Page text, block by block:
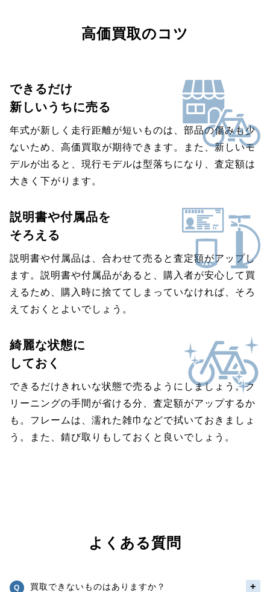
高価買取のコツ
できるだけ
新しいうちに売る
年式が新しく走行距離が短いものは、部品の傷みも少
ないため、高価買取が期待できます。また、新しいモ
デルが出ると、現行モデルは型落ちになり、査定額は
大きく下がります。
説明書や付属品を
そろえる
説明書や付属品は、合わせて売ると査定額がアップし
ます。説明書や付属品があると、購入者が安心して買
えるため、購入時に捨ててしまっていなければ、そろ
えておくとよいでしょう。
綺麗な状態に
しておく
できるだけきれいな状態で売るようにしましょう。ク
リーニングの手間が省ける分、査定額がアップするか
も。フレームは、濡れた雑巾などで拭いておきましょ
う。また、錆び取りもしておくと良いでしょう。
よくある質問
買取できないものはありますか？